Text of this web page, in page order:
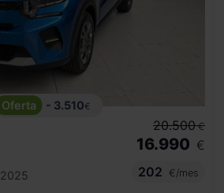
- 3.510€
2025
20.500 €
16.990 €
202
€/mes